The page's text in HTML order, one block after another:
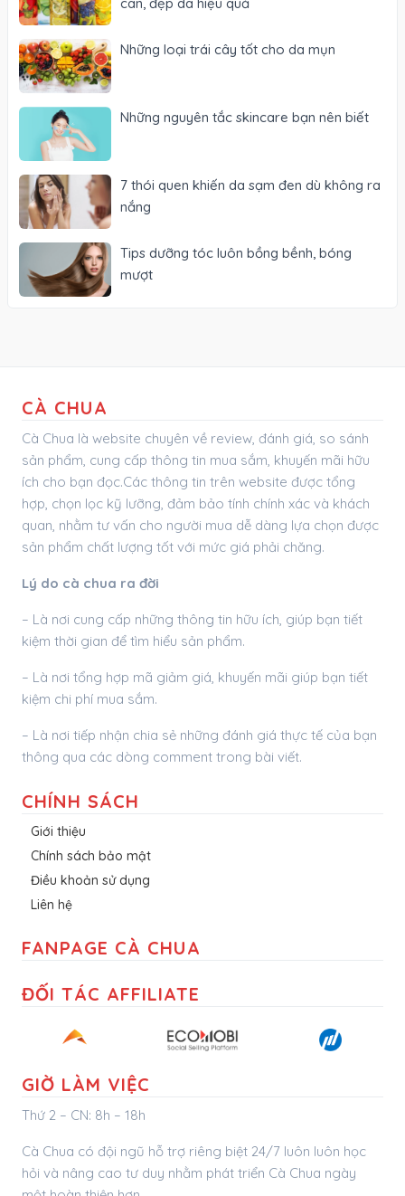
Những loại trái cây tốt cho da mụn
Những nguyên tắc skincare bạn nên biết
7 thói quen khiến da sạm đen dù không ra
nắng
Tips dưỡng tóc luôn bồng bềnh, bóng
mượt
CÀ CHUA
Cà Chua là website chuyên về review, đánh giá, so sánh
sản phẩm, cung cấp thông tin mua sắm, khuyến mãi hữu
ích cho bạn đọc.Các thông tin trên website được tổng
hợp, chọn lọc kỹ lưỡng, đảm bảo tính chính xác và khách
quan, nhằm tư vấn cho người mua dễ dàng lựa chọn được
sản phẩm chất lượng tốt với mức giá phải chăng.
Lý do cà chua ra đời
– Là nơi cung cấp những thông tin hữu ích, giúp bạn tiết
kiệm thời gian để tìm hiểu sản phẩm.
– Là nơi tổng hợp mã giảm giá, khuyến mãi giúp bạn tiết
kiệm chi phí mua sắm.
– Là nơi tiếp nhận chia sẻ những đánh giá thực tế của bạn
thông qua các dòng comment trong bài viết.
CHÍNH SÁCH
Giới thiệu
Chính sách bảo mật
Điều khoản sử dụng
Liên hệ
FANPAGE CÀ CHUA
ĐỐI TÁC AFFILIATE
GIỜ LÀM VIỆC
Thứ 2 – CN: 8h – 18h
Cà Chua có đội ngũ hỗ trợ riêng biệt 24/7 luôn luôn học
hỏi và nâng cao tư duy nhằm phát triển Cà Chua ngày